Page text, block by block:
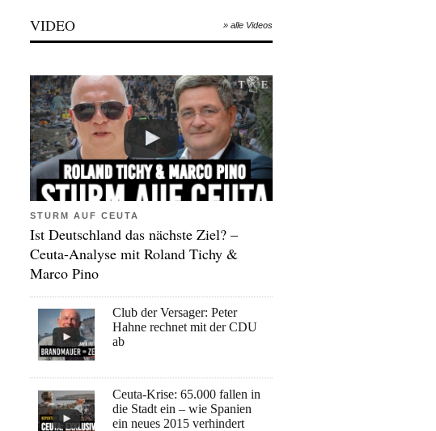
VIDEO » alle Videos
STURM AUF CEUTA
Ist Deutschland das nächste Ziel? –
Ceuta-Analyse mit Roland Tichy &
Marco Pino
Club der Versager: Peter
Hahne rechnet mit der CDU
ab
Ceuta-Krise: 65.000 fallen in
die Stadt ein – wie Spanien
ein neues 2015 verhindert